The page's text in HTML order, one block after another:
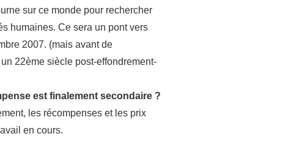
sur ce monde pour rechercher
humaines. Ce sera un pont vers
2007. (mais avant de
22ème siècle post-effondrement-
est finalement secondaire ?
les récompenses et les prix
en cours.